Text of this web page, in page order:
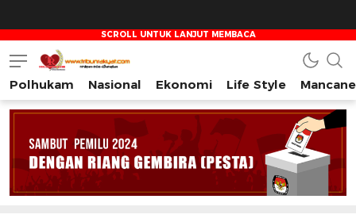
Tribun Rakyat
Tulus – Terdepan – Diharapkan
Polhukam Nasional Ekonomi Life Style